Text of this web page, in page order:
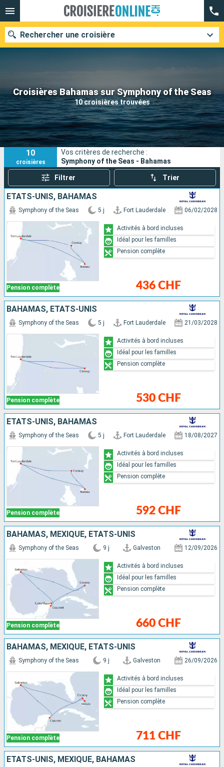
Croisières Bahamas sur Symphony of the Seas
10 croisières trouvées
Rechercher une croisière
Nos destinations
Mois de départ
Ports Compagnies
Rechercher
10
croisières
Vos critères de recherche :
Symphony of the Seas - Bahamas
Filtrer Trier
ÉTATS-UNIS, BAHAMAS
Pension complète
Symphony of the Seas 5 j Fort Lauderdale 06/02/2028
436 CHF
Activités à bord incluses
Idéal pour les familles
Pension complète
BAHAMAS, ÉTATS-UNIS
Pension complète
Symphony of the Seas 5 j Fort Lauderdale 21/03/2028
530 CHF
Activités à bord incluses
Idéal pour les familles
Pension complète
ÉTATS-UNIS, BAHAMAS
Pension complète
Symphony of the Seas 5 j Fort Lauderdale 18/08/2027
592 CHF
Activités à bord incluses
Idéal pour les familles
Pension complète
BAHAMAS, MEXIQUE, ÉTATS-UNIS
Pension complète
Symphony of the Seas 9 j Galveston 12/09/2026
660 CHF
Activités à bord incluses
Idéal pour les familles
Pension complète
BAHAMAS, MEXIQUE, ÉTATS-UNIS
Pension complète
Symphony of the Seas 9 j Galveston 26/09/2026
711 CHF
Activités à bord incluses
Idéal pour les familles
Pension complète
ÉTATS-UNIS, MEXIQUE, BAHAMAS